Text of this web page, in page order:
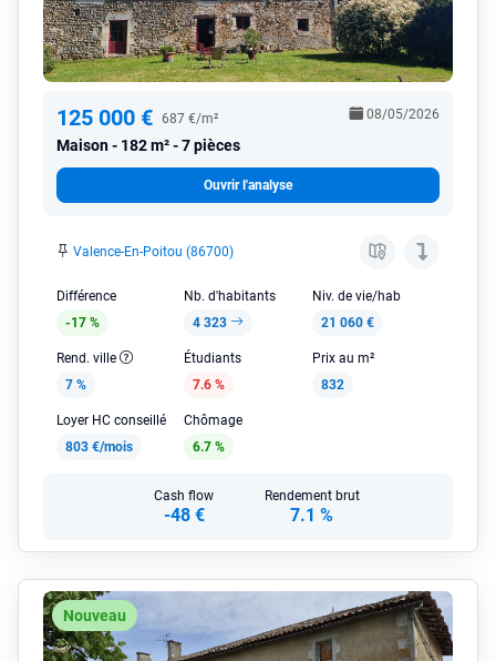
125 000 € 687 €/m²
Maison 182 m² - 7 pièces
08/05/2026
Ouvrir l'analyse
Valence-En-Poitou (86700)
Différence
-17 %
Nb. d'habitants
4 323
Niv. de vie/hab
21 060 €
Rend. ville
7 %
Étudiants
7.6 %
Prix au m²
832
Loyer HC conseillé
803 €/mois
Chômage
6.7 %
Cash flow
-48 €
Rendement brut
7.1 %
Nouveau